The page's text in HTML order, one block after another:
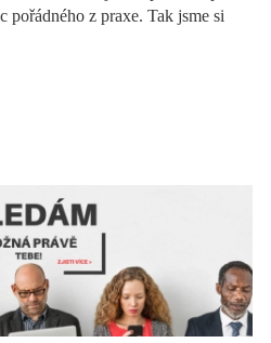
pořádného z praxe. Tak jsme si